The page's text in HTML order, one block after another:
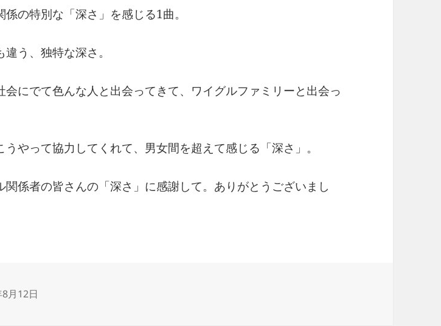
係の特別な「深さ」を感じる1曲。
違う、独特な深さ。
会にでて色んな人と出会ってきて、ワイグルファミリーと出会っ
うやって協力してくれて、男女間を超えて感じる「深さ」。
関係者の皆さんの「深さ」に感謝して。ありがとうございまし
月12日